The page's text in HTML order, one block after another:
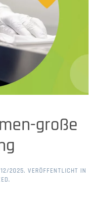
große
2025. VERÖFFENTLICHT IN
.